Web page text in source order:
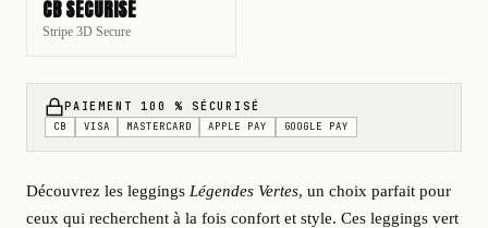
CB SÉCURISÉ
Stripe 3D Secure
PAIEMENT 100 % SÉCURISÉ
CB VISA MASTERCARD APPLE PAY GOOGLE PAY
Découvrez les leggings Légendes Vertes, un choix parfait pour
ceux qui recherchent à la fois confort et style. Ces leggings vert